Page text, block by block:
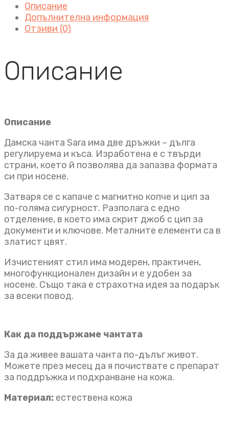
Описание
Допълнителна информация
Отзиви (0)
Описание
Описание
Дамска чанта Sara има две дръжки – дълга
регулируема и къса. Изработена е с твърди
страни, което й позволява да запазва формата
си при носене.
Затваря се с капаче с магнитно копче и цип за
по-голяма сигурност. Разполага с едно
отделение, в което има скрит джоб с цип за
документи и ключове. Металните елементи са в
златист цвят.
Изчистеният стил има модерен, практичен,
многофункционален дизайн и е удобен за
носене. Също така е страхотна идея за подарък
за всеки повод.
Как да поддържаме чантата
За да живее вашата чанта по-дълъг живот.
Можете през месец да я почиствате с препарат
за поддръжка и подхранване на кожа.
Материал: естествена кожа